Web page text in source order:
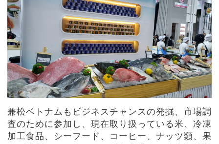
兼松ベトナムもビジネスチャンスの発掘、市場調
査のために参加し、現在取り扱っている米、冷凍
加工食品、シーフード、コーヒー、ナッツ類、果